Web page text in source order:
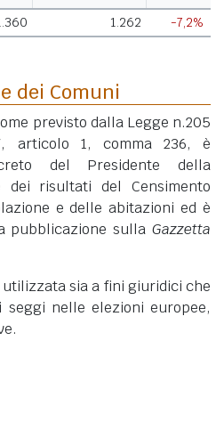
1.262 -7,2%
dei Comuni
previsto dalla Legge n.205
articolo 1, comma 236, è
del Presidente della
dei risultati del Censimento
e delle abitazioni ed è
pubblicazione sulla Gazzetta
sia a fini giuridici che
nelle elezioni europee,